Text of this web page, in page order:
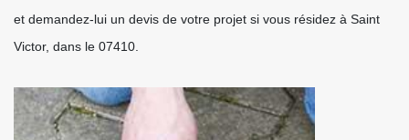
et demandez-lui un devis de votre projet si vous résidez à Saint
Victor, dans le 07410.